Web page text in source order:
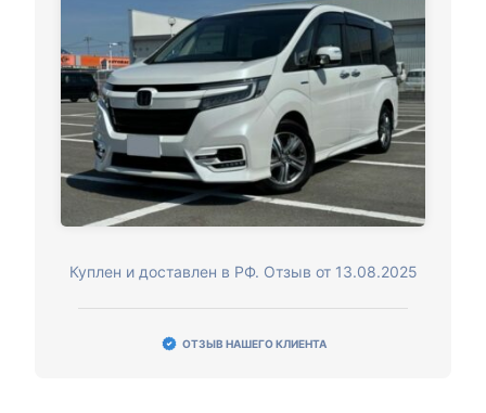
Куплен и доставлен в РФ. Отзыв от 13.08.2025
ОТЗЫВ НАШЕГО КЛИЕНТА